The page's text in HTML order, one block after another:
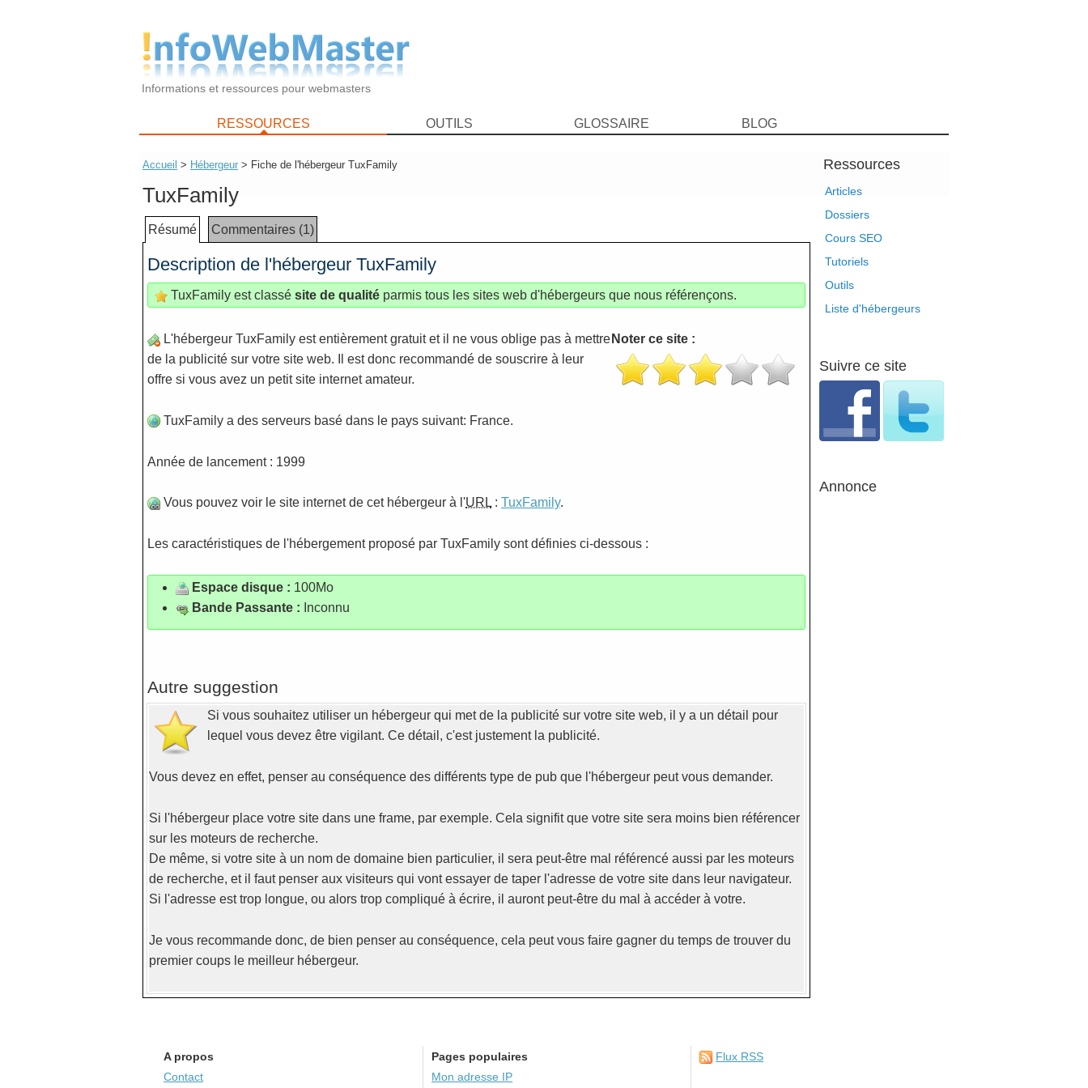
Informations et ressources pour webmasters
RESSOURCES OUTILS GLOSSAIRE BLOG
Ressources
Articles
Dossiers
Cours SEO
Tutoriels
Outils
Liste d'hébergeurs
Suivre ce site
Annonce
Accueil > Hébergeur > Fiche de l'hébergeur TuxFamily
TuxFamily
Résumé Commentaires (1)
Description de l'hébergeur TuxFamily
TuxFamily est classé site de qualité parmis tous les sites web d'hébergeurs que nous référençons.
Noter ce site :
L'hébergeur TuxFamily est entièrement gratuit et il ne vous oblige pas à mettre
de la publicité sur votre site web. Il est donc recommandé de souscrire à leur
offre si vous avez un petit site internet amateur.
TuxFamily a des serveurs basé dans le pays suivant: France.
Année de lancement : 1999
Vous pouvez voir le site internet de cet hébergeur à l'URL: TuxFamily.
Les caractéristiques de l'hébergement proposé par TuxFamily sont définies ci-dessous :
Espace disque : 100Mo
Bande Passante : Inconnu
Autre suggestion
Si vous souhaitez utiliser un hébergeur qui met de la publicité sur votre site web, il y a un détail pour
lequel vous devez être vigilant. Ce détail, c'est justement la publicité.
Vous devez en effet, penser au conséquence des différents type de pub que l'hébergeur peut vous demander.
Si l'hébergeur place votre site dans une frame, par exemple. Cela signifit que votre site sera moins bien référencer
sur les moteurs de recherche.
De même, si votre site à un nom de domaine bien particulier, il sera peut-être mal référencé aussi par les moteurs
de recherche, et il faut penser aux visiteurs qui vont essayer de taper l'adresse de votre site dans leur navigateur.
Si l'adresse est trop longue, ou alors trop compliqué à écrire, il auront peut-être du mal à accéder à votre.
Je vous recommande donc, de bien penser au conséquence, cela peut vous faire gagner du temps de trouver du
premier coups le meilleur hébergeur.
A propos
Contact
Pages populaires
Mon adresse IP
Flux RSS